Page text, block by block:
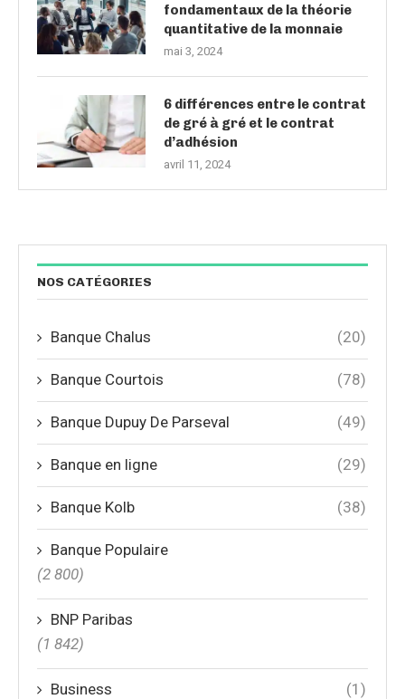
fondamentaux de la théorie
quantitative de la monnaie
mai 3, 2024
6 différences entre le contrat
de gré à gré et le contrat
d’adhésion
avril 11, 2024
NOS CATÉGORIES
Banque Chalus (20)
Banque Courtois (78)
Banque Dupuy De Parseval (49)
Banque en ligne (29)
Banque Kolb (38)
Banque Populaire
(2 800)
BNP Paribas
(1 842)
Business (1)